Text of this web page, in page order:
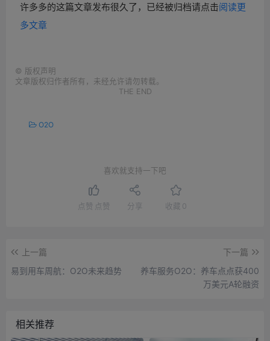
许多多的这篇文章发布很久了，已经被归档请点击阅读更
多文章
© 版权声明
文章版权归作者所有，未经允许请勿转载。
THE END
O2O
喜欢就支持一下吧
点赞 点赞 分享 收藏 0
上一篇
易到用车周航：O2O未来趋势
下一篇
养车服务O2O：养车点点获400
万美元A轮融资
相关推荐